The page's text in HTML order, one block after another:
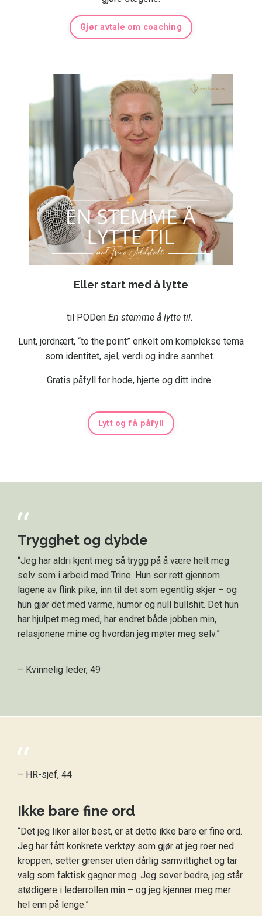
Gjør avtale om coaching
Eller start med å lytte
til PODen En stemme å lytte til.
Lunt, jordnært, “to the point” enkelt om komplekse tema
som identitet, sjel, verdi og indre sannhet.
Gratis påfyll for hode, hjerte og ditt indre.
Lytt og få påfyll
Trygghet og dybde
“Jeg har aldri kjent meg så trygg på å være helt meg
selv som i arbeid med Trine. Hun ser rett gjennom
lagene av flink pike, inn til det som egentlig skjer – og
hun gjør det med varme, humor og null bullshit. Det hun
har hjulpet meg med, har endret både jobben min,
relasjonene mine og hvordan jeg møter meg selv.”
– Kvinnelig leder, 49
– HR-sjef, 44
Ikke bare fine ord
“Det jeg liker aller best, er at dette ikke bare er fine ord.
Jeg har fått konkrete verktøy som gjør at jeg roer ned
kroppen, setter grenser uten dårlig samvittighet og tar
valg som faktisk gagner meg. Jeg sover bedre, jeg står
stødigere i lederrollen min – og jeg kjenner meg mer
hel enn på lenge.”